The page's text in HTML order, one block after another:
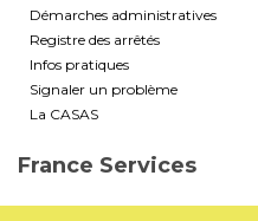
Démarches administratives
Registre des arrêtés
Infos pratiques
Signaler un problème
La CASAS
France Services